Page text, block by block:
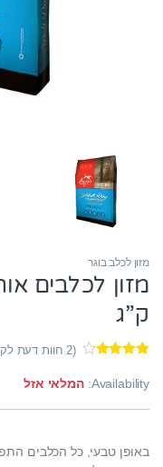
מזון לכלב בוגר
ק”ג
מתוך 5
מבוסס על
(
2חוות דעת
Availability: המלאי אזל
באופן טבעי, כל הכלבים